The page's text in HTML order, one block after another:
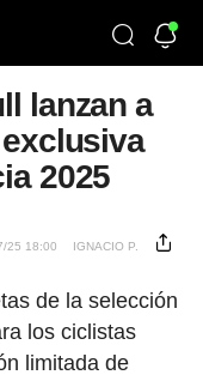
lanzan a
2025
25 18:00 IGNACIO P.
de la selección
los ciclistas
limitada de